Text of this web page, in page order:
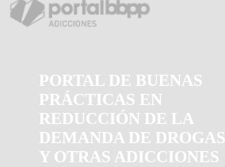
PORTAL DE BUENAS
PRÁCTICAS EN
REDUCCIÓN DE LA
DEMANDA DE DROGAS
Y OTRAS ADICCIONES